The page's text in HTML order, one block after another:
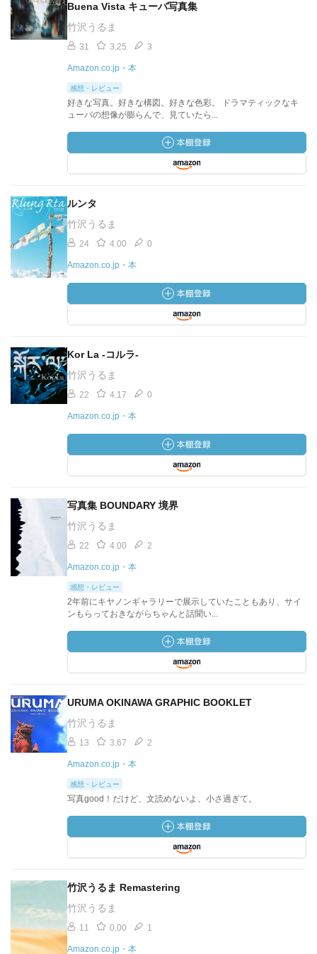
Buena Vista キューバ写真集
竹沢うるま
31 3.25 3
Amazon.co.jp・本
感想・レビュー
好きな写真。好きな構図。好きな色彩。 ドラマティックなキ
ューバの想像が膨らんで、見ていたら...
ルンタ
竹沢うるま
24 4.00 0
Amazon.co.jp・本
Kor La -コルラ-
竹沢うるま
22 4.17 0
Amazon.co.jp・本
写真集 BOUNDARY 境界
竹沢うるま
22 4.00 2
Amazon.co.jp・本
感想・レビュー
2年前にキヤノンギャラリーで展示していたこともあり、サイ
ンもらっておきながらちゃんと話聞い...
URUMA OKINAWA GRAPHIC BOOKLET
竹沢うるま
13 3.67 2
Amazon.co.jp・本
感想・レビュー
写真good！だけど、文読めないよ、小さ過ぎて。
竹沢うるま Remastering
竹沢うるま
11 0.00 1
Amazon.co.jp・本